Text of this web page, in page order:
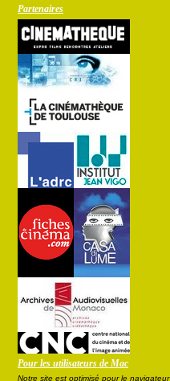
Partenaires
Pour les utilisateurs de Mac
Notre site est optimisé pour le navigateur